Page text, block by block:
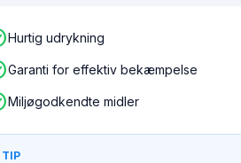
Hurtig udrykning
Garanti for effektiv bekæmpelse
Miljøgodkendte midler
TIP